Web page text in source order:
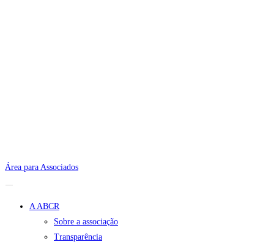
Área para Associados
A ABCR
Sobre a associação
Transparência